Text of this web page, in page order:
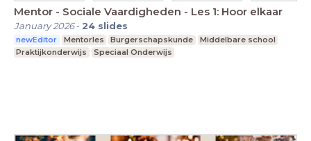
Mentor - Sociale Vaardigheden - Les 1: Hoor elkaar
January 2026- 24 slides
newEditor Mentorles Burgerschapskunde
Middelbare school
Praktijkonderwijs
Speciaal Onderwijs